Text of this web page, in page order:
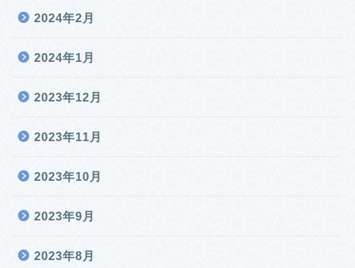
2024年2月
2024年1月
2023年12月
2023年11月
2023年10月
2023年9月
2023年8月